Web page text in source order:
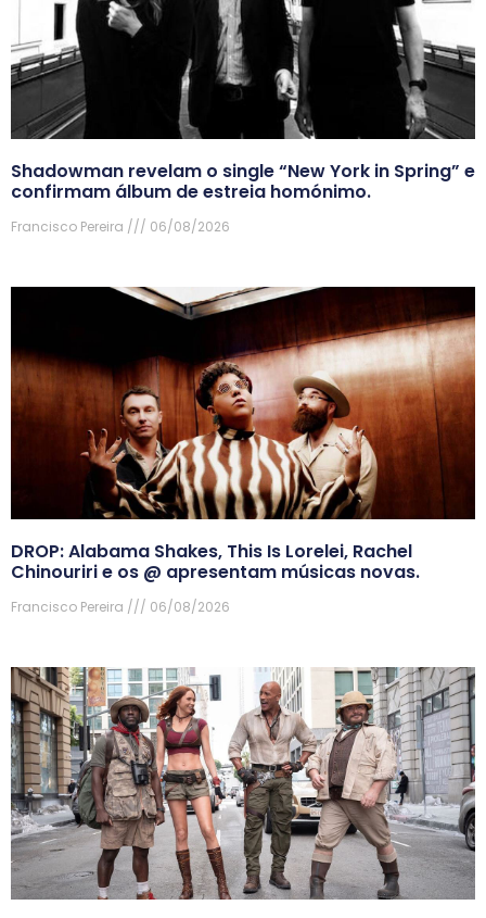
Shadowman revelam o single “New York in Spring” e
confirmam álbum de estreia homónimo.
Francisco Pereira 06/08/2026
DROP: Alabama Shakes, This Is Lorelei, Rachel
Chinouriri e os @ apresentam músicas novas.
Francisco Pereira 06/08/2026